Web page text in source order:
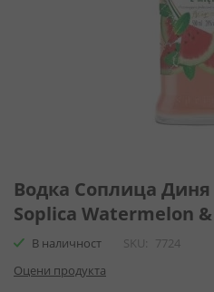
към
началото
на
галерия
снимки
Водка Соплица
Soplica Watermelon
В наличност SKU
7724
Оцени продукта